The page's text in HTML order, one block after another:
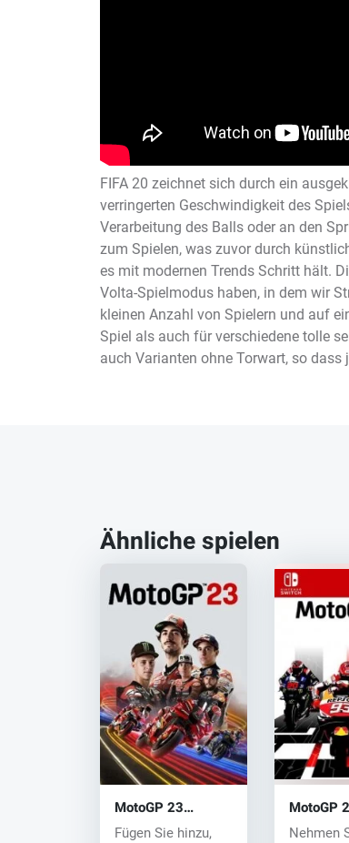
FIFA 20 zeichnet sich durch ein
verringerten Geschwindigkeit des
Verarbeitung des Balls oder an den
zum Spielen, was zuvor durch
es mit modernen Trends Schritt hält.
Volta-Spielmodus haben, in dem wir
kleinen Anzahl von Spielern und auf
Spiel als auch für verschiedene tolle
auch Varianten ohne Torwart, so dass
Ähnliche spielen
MotoGP 23
(Switch) key
Fügen Sie hinzu,
MotoGP
(Switch)
Nehmen